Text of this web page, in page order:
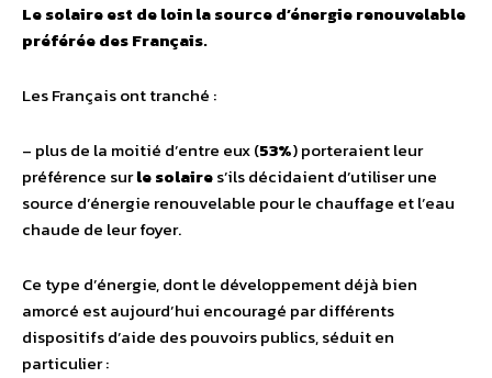
Le solaire est de loin la source d’énergie renouvelable
préférée des Français.
Les Français ont tranché :
– plus de la moitié d’entre eux (53%) porteraient leur
préférence surle solaires’ils décidaient d’utiliser une
source d’énergie renouvelable pour le chauffage et l’eau
chaude de leur foyer.
Ce type d’énergie, dont le développement déjà bien
amorcé est aujourd’hui encouragé par différents
dispositifs d’aide des pouvoirs publics, séduit en
particulier :